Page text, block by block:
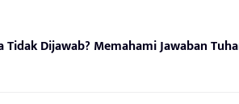
Tidak Dijawab? Memahami Jawaban